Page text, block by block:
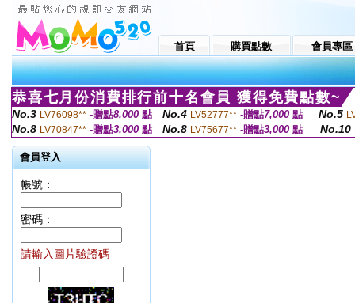
首頁 購買點數 會員專區
恭喜七月份消費排行前十名會員 獲得免費點數~
No.3 LV76098** -贈點8,000 點 No.4 LV52777** -贈點7,000 點 No.5
No.8 LV70847** -贈點3,000 點 No.8 LV75677** -贈點3,000 點 No.10
會員登入
帳號：
密碼：
請輸入圖片驗證碼